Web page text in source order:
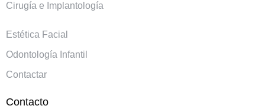
Cirugía e Implantología
Estética Facial
Odontología Infantil
Contactar
Contacto